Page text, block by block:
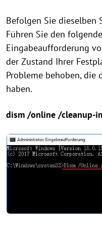
Befolgen Sie dieselben
Führen Sie den
Eingabeaufforderung
der Zustand Ihrer
Probleme behoben, die
haben.
dism /online /cleanup-